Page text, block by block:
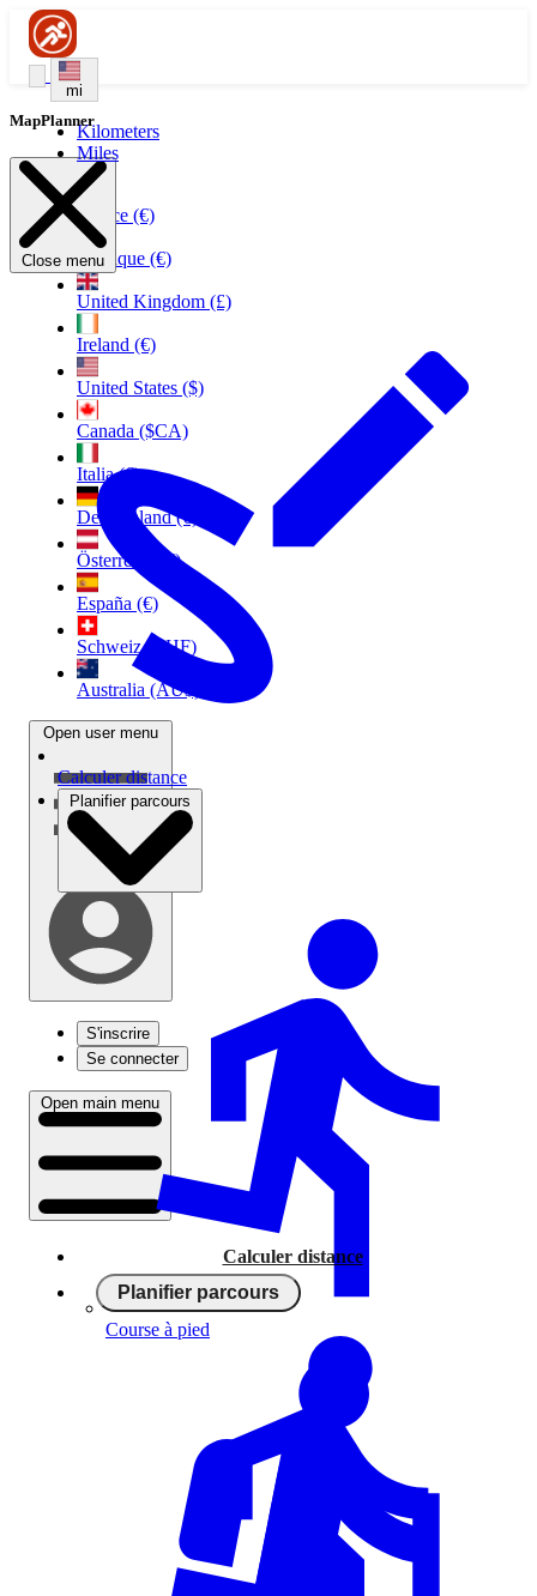
mi
Kilometers
Miles
France (€)
Belgique (€)
United Kingdom (£)
Ireland (€)
United States ($)
Canada ($CA)
Italia (€)
Deutschland (€)
Österreich (€)
España (€)
Schweiz (CHF)
Australia (AU$)
Open user menu
S'inscrire
Se connecter
Open main menu
Calculer distance
Planifier parcours
MapPlanner
Close menu
Calculer distance
Planifier parcours
Course à pied